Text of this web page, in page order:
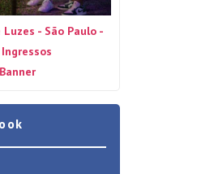
- São Paulo -